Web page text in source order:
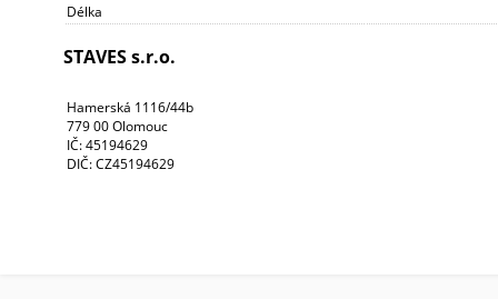
Délka
STAVES s.r.o.
Hamerská 1116/44b
779 00 Olomouc
IČ: 45194629
DIČ: CZ45194629